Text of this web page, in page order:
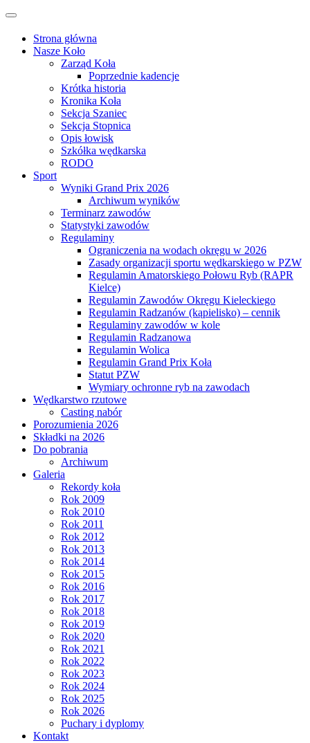
Przejdź
treści
Przełącz
Strona główna
Nasze Koło
Zarząd Koła
Poprzednie kadencje
Krótka historia
Kronika Koła
Sekcja Szaniec
Sekcja Stopnica
Opis łowisk
Szkółka wędkarska
RODO
Sport
Wyniki Grand Prix 2026
Archiwum wyników
Terminarz zawodów
Statystyki zawodów
Regulaminy
Ograniczenia na wodach okręgu w 2026
Zasady organizacji sportu wędkarskiego w PZW
Regulamin Amatorskiego Połowu Ryb (RAPR
Kielce)
Regulamin Zawodów Okręgu Kieleckiego
Regulamin Radzanów (kąpielisko) – cennik
Regulaminy zawodów w kole
Regulamin Radzanowa
Regulamin Wolica
Regulamin Grand Prix Koła
Statut PZW
Wymiary ochronne ryb na zawodach
Wędkarstwo rzutowe
Casting nabór
Porozumienia 2026
Składki na 2026
Do pobrania
Archiwum
Galeria
Rekordy koła
Rok 2009
Rok 2010
Rok 2011
Rok 2012
Rok 2013
Rok 2014
Rok 2015
Rok 2016
Rok 2017
Rok 2018
Rok 2019
Rok 2020
Rok 2021
Rok 2022
Rok 2023
Rok 2024
Rok 2025
Rok 2026
Puchary i dyplomy
Kontakt